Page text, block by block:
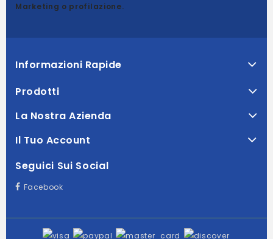
Marketing o profilazione.
Informazioni Rapide
Prodotti
La Nostra Azienda
Il Tuo Account
Seguici Sui Social
Facebook